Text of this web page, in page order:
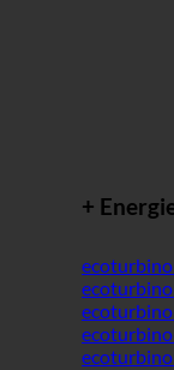
+
ecoturbino
ecoturbino
ecoturbino
ecoturbino